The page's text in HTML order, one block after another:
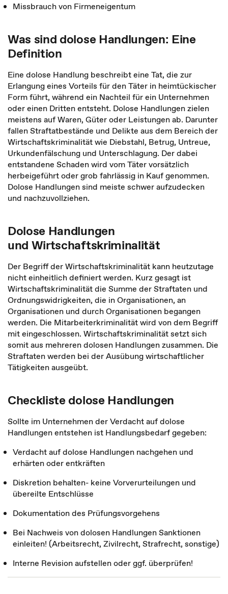
Missbrauch von Firmeneigentum
Was sind dolose Handlungen: Eine
Definition
Eine dolose Handlung beschreibt eine Tat, die zur
Erlangung eines Vorteils für den Täter in heimtückischer
Form führt, während ein Nachteil für ein Unternehmen
oder einen Dritten entsteht. Dolose Handlungen zielen
meistens auf Waren, Güter oder Leistungen ab. Darunter
fallen Straftatbestände und Delikte aus dem Bereich der
Wirtschaftskriminalität wie Diebstahl, Betrug, Untreue,
Urkundenfälschung und Unterschlagung. Der dabei
entstandene Schaden wird vom Täter vorsätzlich
herbeigeführt oder grob fahrlässig in Kauf genommen.
Dolose Handlungen sind meiste schwer aufzudecken
und nachzuvollziehen.
Dolose Handlungen
und Wirtschaftskriminalität
Der Begriff der Wirtschaftskriminalität kann heutzutage
nicht einheitlich definiert werden. Kurz gesagt ist
Wirtschaftskriminalität die Summe der Straftaten und
Ordnungswidrigkeiten, die in Organisationen, an
Organisationen und durch Organisationen begangen
werden. Die Mitarbeiterkriminalität wird von dem Begriff
mit eingeschlossen. Wirtschaftskriminalität setzt sich
somit aus mehreren dolosen Handlungen zusammen. Die
Straftaten werden bei der Ausübung wirtschaftlicher
Tätigkeiten ausgeübt.
Checkliste dolose Handlungen
Sollte im Unternehmen der Verdacht auf dolose
Handlungen entstehen ist Handlungsbedarf gegeben:
Verdacht auf dolose Handlungen nachgehen und
erhärten oder entkräften
Diskretion behalten- keine Vorverurteilungen und
übereilte Entschlüsse
Dokumentation des Prüfungsvorgehens
Bei Nachweis von dolosen Handlungen Sanktionen
einleiten! (Arbeitsrecht, Zivilrecht, Strafrecht, sonstige)
Interne Revision aufstellen oder ggf. überprüfen!